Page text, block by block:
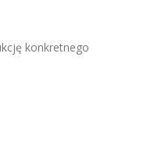
konkretnego